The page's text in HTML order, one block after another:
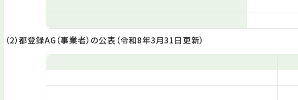
（2）都登録AG（事業者）の公表（令和8年3月31日更新）